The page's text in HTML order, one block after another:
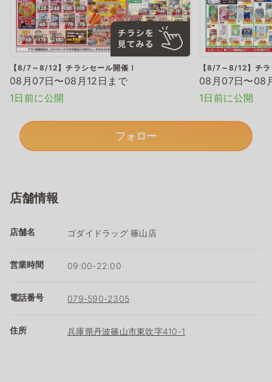
【8/7～8/12】チラシセール開催！
08月07日〜08月12日まで
1日前に公開
【8/7～8/12】チ
08月07日〜08
1日前に公開
フォロー
店舗情報
店舗名 ゴダイドラッグ 篠山店
営業時間 09:00-22:00
電話番号 079-590-2305
住所 兵庫県丹波篠山市東吹字410-1